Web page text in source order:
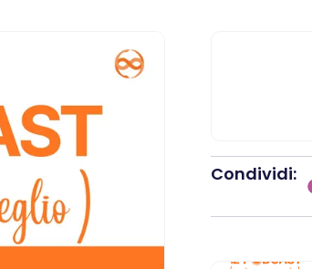
Condividi: